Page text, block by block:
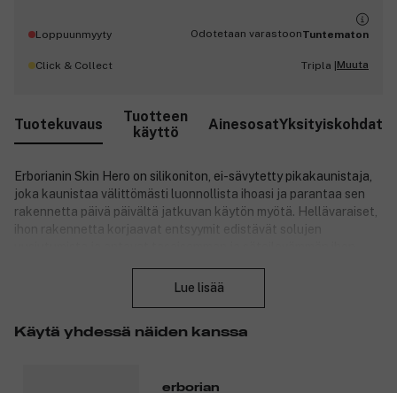
Loppuunmyyty Odotetaan varastoonTuntematon
Click & Collect Tripla |Muuta
Tuotekuvaus
Tuotteen
käyttö
AinesosatYksityiskohdat
Erborianin Skin Hero on silikoniton, ei-sävytetty pikakaunistaja,
joka kaunistaa välittömästi luonnollista ihoasi ja parantaa sen
rakennetta päivä päivältä jatkuvan käytön myötä. Hellävaraiset,
ihon rakennetta korjaavat entsyymit edistävät solujen
suojaa sitä vapailta radikaaleilta ja ympäristön
Koostumus tasoittaa ja silottaa ihoa, antaa hehkua ja
Lue lisää
Käytä yhdessä näiden kanssa
erborian